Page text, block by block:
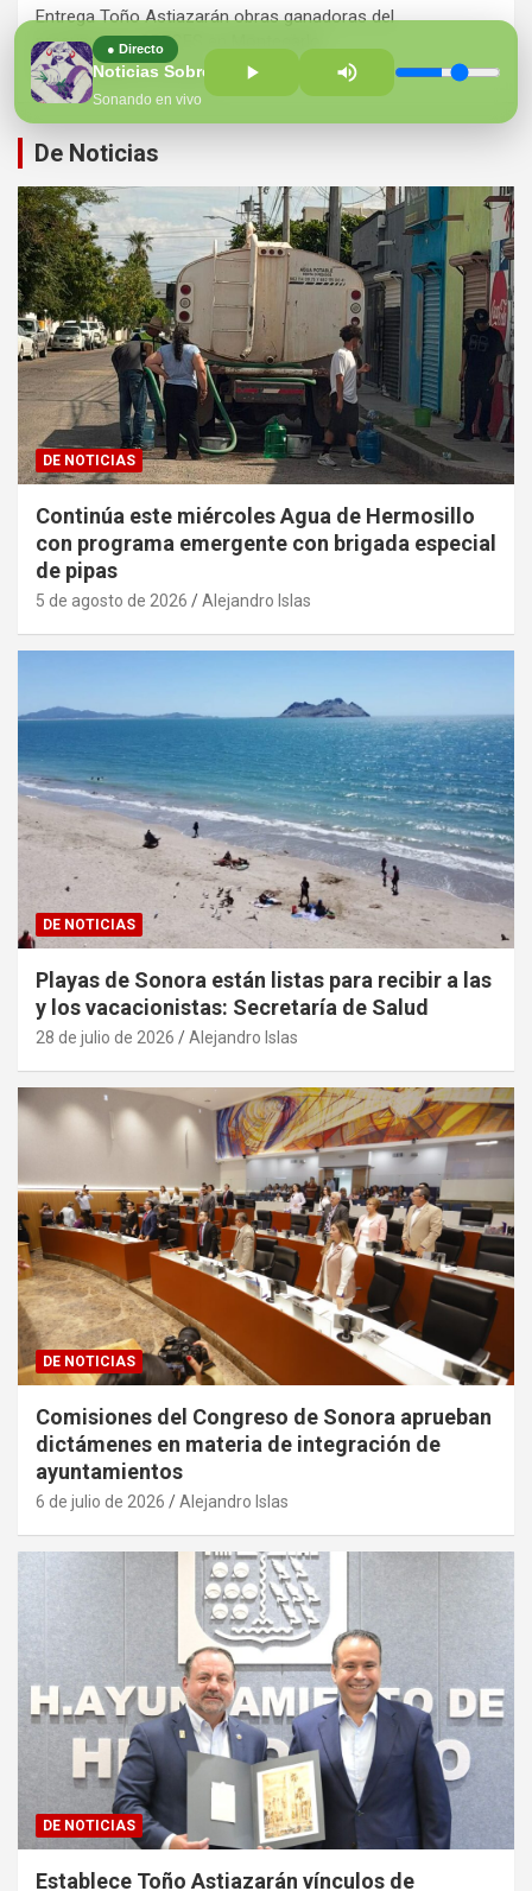
● Directo
Sonando en vivo
Entrega Toño Astiazarán obras ganadoras del
presupuesto CRECES en Montecarlo
¡Perversidad sin límites!
De Noticias
DE NOTICIAS
Continúa este miércoles Agua de Hermosillo
con programa emergente con brigada especial
de pipas
5 de agosto de 2026 Alejandro Islas
DE NOTICIAS
Playas de Sonora están listas para recibir a las
y los vacacionistas: Secretaría de Salud
28 de julio de 2026 Alejandro Islas
DE NOTICIAS
Comisiones del Congreso de Sonora aprueban
dictámenes en materia de integración de
ayuntamientos
6 de julio de 2026 Alejandro Islas
DE NOTICIAS
Establece Toño Astiazarán vínculos de